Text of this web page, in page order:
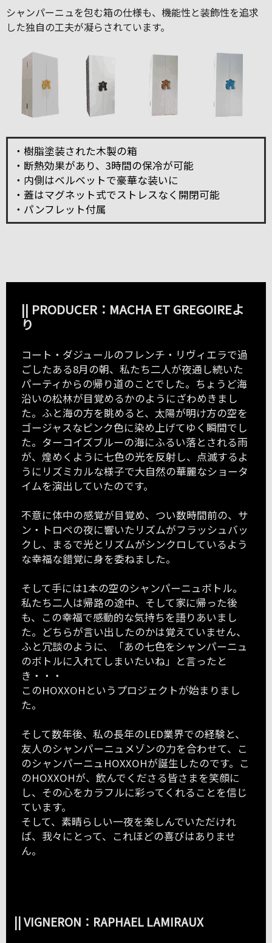
シャンパーニュを包む箱の仕様も、機能性と装飾性を追求
した独自の工夫が凝らされています。
・樹脂塗装された木製の箱
・断熱効果があり、3時間の保冷が可能
・内側はベルベットで豪華な装いに
・蓋はマグネット式でストレスなく開閉可能
・パンフレット付属
|| PRODUCER：MACHA ET GREGOIREよ
り
コート・ダジュールのフレンチ・リヴィエラで過
ごしたある8月の朝、私たち二人が夜通し続いた
パーティからの帰り道のことでした。ちょうど海
沿いの松林が目覚めるかのようにざわめきまし
た。ふと海の方を眺めると、太陽が明け方の空を
ゴージャスなピンク色に染め上げてゆく瞬間でし
た。ターコイズブルーの海にふるい落とされる雨
が、煌めくように七色の光を反射し、点滅するよ
うにリズミカルな様子で大自然の華麗なショータ
イムを演出していたのです。
不意に体中の感覚が目覚め、つい数時間前の、サ
ン・トロペの夜に響いたリズムがフラッシュバッ
クし、まるで光とリズムがシンクロしているよう
な幸福な錯覚に身を委ねました。
そして手には1本の空のシャンパーニュボトル。
私たち二人は帰路の途中、そして家に帰った後
も、この幸福で感動的な気持ちを語りあいまし
た。どちらが言い出したのかは覚えていません、
ふと冗談のように、「あの七色をシャンパーニュ
のボトルに入れてしまいたいね」と言ったと
き・・・
このHOXXOHというプロジェクトが始まりまし
た。
そして数年後、私の長年のLED業界での経験と、
友人のシャンパーニュメゾンの力を合わせて、こ
のシャンパーニュHOXXOHが誕生したのです。こ
のHOXXOHが、飲んでくださる皆さまを笑顔に
し、その心をカラフルに彩ってくれることを信じ
ています。
そして、素晴らしい一夜を楽しんでいただけれ
ば、我々にとって、これほどの喜びはありませ
ん。
|| VIGNERON：RAPHAEL LAMIRAUX